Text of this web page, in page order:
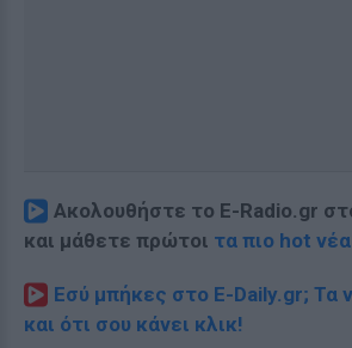
Ακολουθήστε το E-Radio.gr
και μάθετε πρώτοι τα πιο hot νέα
Εσύ μπήκες στο E-Daily.gr; Τα
και ότι σου κάνει κλικ!